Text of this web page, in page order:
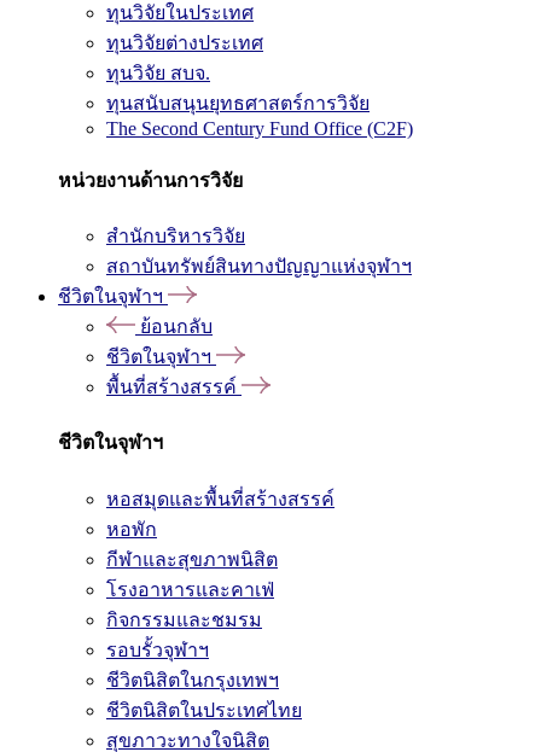
ทุนวิจัยในประเทศ
ทุนวิจัยต่างประเทศ
ทุนวิจัย สบจ.
ทุนสนับสนุนยุทธศาสตร์การวิจัย
The Second Century Fund Office (C2F)
หน่วยงานด้านการวิจัย
สำนักบริหารวิจัย
สถาบันทรัพย์สินทางปัญญาแห่งจุฬาฯ
ชีวิตในจุฬาฯ
ย้อนกลับ
ชีวิตในจุฬาฯ
พื้นที่สร้างสรรค์
ชีวิตในจุฬาฯ
หอสมุดและพื้นที่สร้างสรรค์
หอพัก
กีฬาและสุขภาพนิสิต
โรงอาหารและคาเฟ่
กิจกรรมและชมรม
รอบรั้วจุฬาฯ
ชีวิตนิสิตในกรุงเทพฯ
ชีวิตนิสิตในประเทศไทย
สุขภาวะทางใจนิสิต